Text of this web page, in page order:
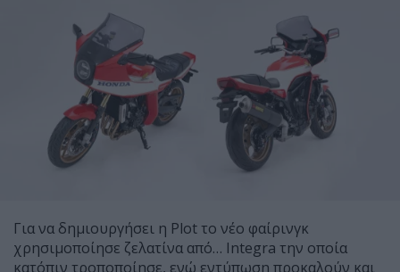
Για να δημιουργήσει η Plot το νέο φαίρινγκ
χρησιμοποίησε ζελατίνα από… Integra την οποία
κατόπιν τροποποίησε, ενώ εντύπωση προκαλούν και